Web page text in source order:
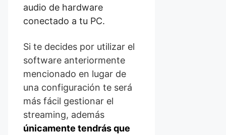
audio de hardware
conectado a tu PC.
Si te decides por utilizar el
software anteriormente
mencionado en lugar de
una configuración te será
más fácil gestionar el
streaming, además
únicamente tendrás que